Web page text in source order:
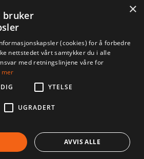
til norske skoler, barnehager og private
inneholder lagerførte produkter.
med en produktbase på over 30.000
det meste.
×
bruker
(cookies) for å forbedre
nettstedet vårt samtykker du i alle
med retningslinjene våre for
mer
YTELSE
UGRADERT
AVVIS ALLE